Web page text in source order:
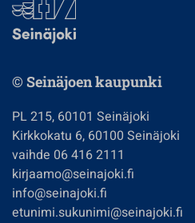
© Seinäjoen kaupunki
PL 215, 60101 Seinäjoki
Kirkkokatu 6, 60100 Seinäjoki
vaihde 06 416 2111
kirjaamo@seinajoki.fi
info@seinajoki.fi
etunimi.sukunimi@seinajoki.fi